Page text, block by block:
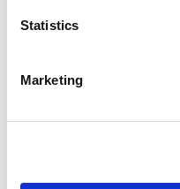
Statistics
Marketing